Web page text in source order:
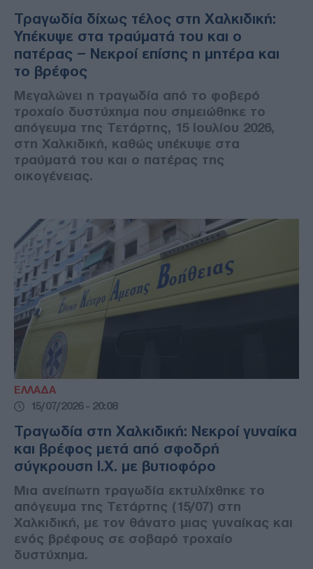
Τραγωδία δίχως τέλος στη Χαλκιδική:
Υπέκυψε στα τραύματά του και ο
πατέρας – Νεκροί επίσης η μητέρα και
το βρέφος
Μεγαλώνει η τραγωδία από το φοβερό
τροχαίο δυστύχημα που σημειώθηκε το
απόγευμα της Τετάρτης, 15 Ιουλίου 2026,
στη Χαλκιδική, καθώς υπέκυψε στα
τραύματά του και ο πατέρας της
οικογένειας.
ΕΛΛΑΔΑ
15/07/2026 - 20:08
Τραγωδία στη Χαλκιδική: Νεκροί γυναίκα
και βρέφος μετά από σφοδρή
σύγκρουση Ι.Χ. με βυτιοφόρο
Μια ανείπωτη τραγωδία εκτυλίχθηκε το
απόγευμα της Τετάρτης (15/07) στη
Χαλκιδική, με τον θάνατο μιας γυναίκας και
ενός βρέφους σε σοβαρό τροχαίο
δυστύχημα.